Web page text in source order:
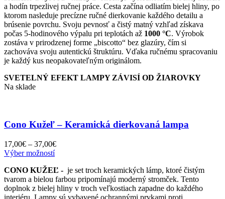
a hodín trpezlivej ručnej práce. Cesta začína odliatím bielej hliny, po
ktorom nasleduje precízne ručné dierkovanie každého detailu a
brúsenie povrchu. Svoju pevnosť a čistý matný vzhľad získava
počas 5-hodinového výpalu pri teplotách až 1000 °C. Výrobok
zostáva v prirodzenej forme „biscotto“ bez glazúry, čím si
zachováva svoju autentickú štruktúru. Vďaka ručnému spracovaniu
je každý kus neopakovateľným originálom.
SVETELNÝ EFEKT LAMPY ZÁVISÍ OD ŽIAROVKY
Na sklade
Cono Kužeľ – Keramická dierkovaná lampa
17,00€ – 37,00€Price
through
37,00€
Výber možnostíTento
má
viacero
variantov.
CONO KUŽEĽ - je set troch keramických lámp, ktoré čistým
tvarom a bielou farbou pripomínajú moderný stromček. Tento
doplnok z bielej hliny v troch veľkostiach zapadne do každého
interiéru. Lampy sú vybavené ochrannými prvkami proti